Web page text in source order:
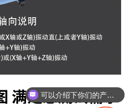
你们是怎么收费的呢